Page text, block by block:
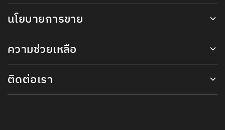
นโยบายการขาย
ความช่วยเหลือ
ติดต่อเรา